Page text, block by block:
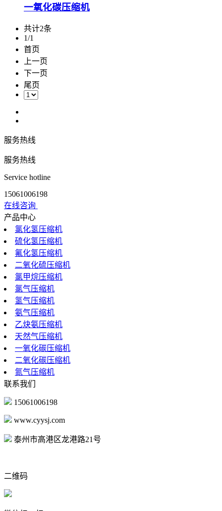
一氧化碳压缩机
共计2条
1/1
首页
上一页
下一页
尾页
服务热线
服务热线
Service hotline
15061006198
在线咨询
产品中心
氯化氢压缩机
硫化氢压缩机
氟化氢压缩机
二氧化硫压缩机
氯甲烷压缩机
氯气压缩机
氢气压缩机
氨气压缩机
乙炔氨压缩机
天然气压缩机
一氧化碳压缩机
二氧化碳压缩机
氮气压缩机
联系我们
15061006198
www.cyysj.com
泰州市高港区龙港路21号
二维码